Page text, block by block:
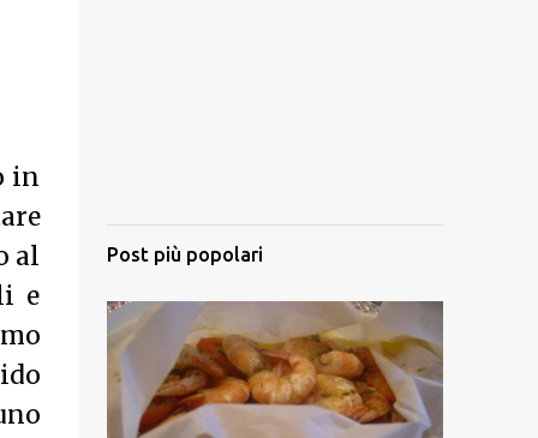
in
al
e
Post più popolari